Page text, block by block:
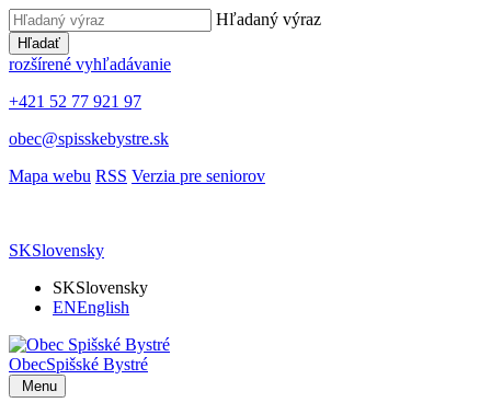
Hľadaný výraz
Hľadať
rozšírené vyhľadávanie
+421 52 77 921 97
obec@spisskebystre.sk
Mapa webu RSS Verzia pre seniorov
SKSlovensky
SKSlovensky
ENEnglish
ObecSpišské Bystré
Menu